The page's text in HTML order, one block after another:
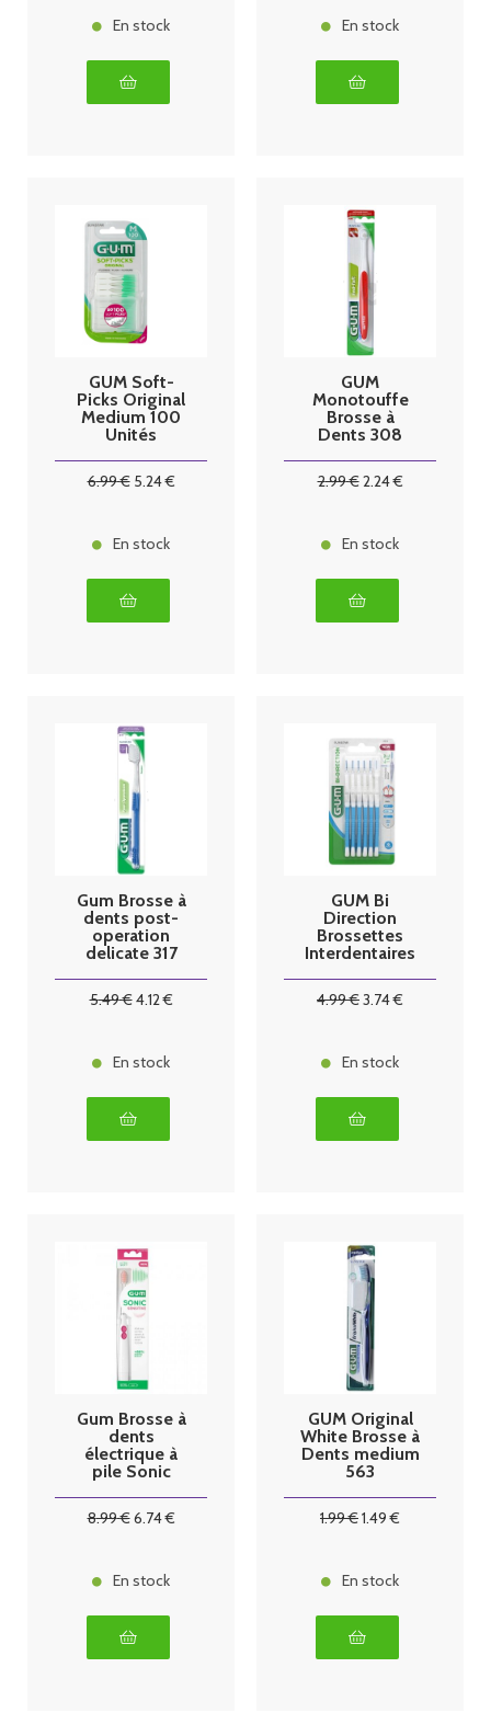
En stock En stock
GUM Soft-
Picks Original
Medium 100
Unités
6.99€ 5.24€
En stock
GUM
Monotouffe
Brosse à
Dents 308
2.99€2.24€
En stock
Gum Brosse à
dents post-
operation
delicate 317
5.49€4.12€
En stock
GUM Bi
Direction
Brossettes
Interdentaires
4.99€3.74€
En stock
Gum Brosse à
dents
électrique à
pile Sonic
8.99€6.74€
En stock
GUM Original
White Brosse à
Dents medium
563
1.99€1.49 €
En stock